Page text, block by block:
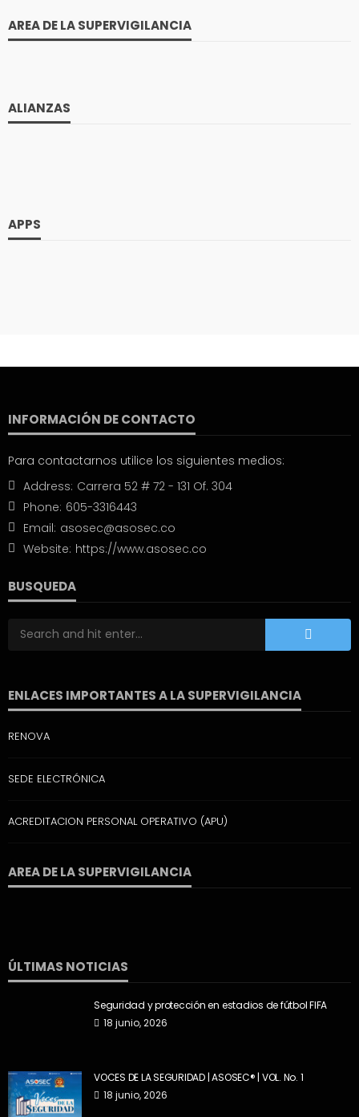
AREA DE LA SUPERVIGILANCIA
ALIANZAS
APPS
INFORMACIÓN DE CONTACTO
Para contactarnos utilice los siguientes medios:
Address: Carrera 52 # 72 - 131 Of. 304
Phone: 605-3316443
Email: asosec@asosec.co
Website: https://www.asosec.co
BUSQUEDA
ENLACES IMPORTANTES A LA SUPERVIGILANCIA
RENOVA
SEDE ELECTRÓNICA
ACREDITACION PERSONAL OPERATIVO (APU)
AREA DE LA SUPERVIGILANCIA
ÚLTIMAS NOTICIAS
Seguridad y protección en estadios de fútbol FIFA
18 junio, 2026
VOCES DE LA SEGURIDAD | ASOSEC® | VOL. No. 1
18 junio, 2026